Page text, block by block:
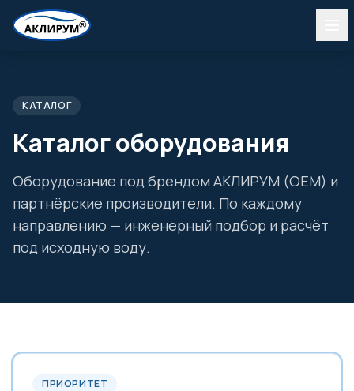
КАТАЛОГ
Каталог оборудования
Оборудование под брендом АКЛИРУМ (OEM) и
партнёрские производители. По каждому
направлению — инженерный подбор и расчёт
под исходную воду.
ПРИОРИТЕТ